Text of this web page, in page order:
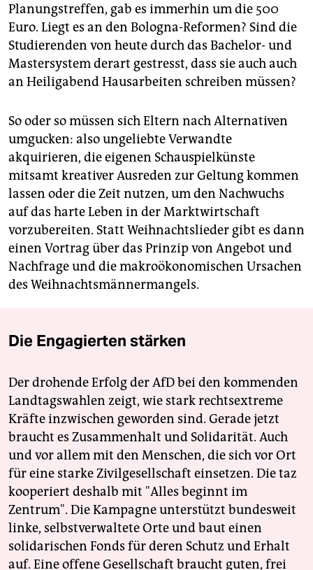
Planungstreffen, gab es immerhin um die 500
Euro. Liegt es an den Bologna-Reformen? Sind die
Studierenden von heute durch das Bachelor- und
Mastersystem derart gestresst, dass sie auch auch
an Heiligabend Hausarbeiten schrei­ben müssen?
So oder so müssen sich Eltern nach Alternativen
umgucken: also ungeliebte Verwandte
akquirieren, die eigenen Schauspielkünste
mitsamt kreativer Ausreden zur Geltung kommen
lassen oder die Zeit nutzen, um den Nachwuchs
auf das harte Leben in der Marktwirtschaft
vorzubereiten. Statt Weihnachtslieder gibt es dann
einen Vortrag über das Prinzip von Angebot und
Nachfrage und die makroökonomischen Ursachen
des Weihnachtsmännermangels.
Die Engagierten stärken
Der drohende Erfolg der AfD bei den kommenden
Landtagswahlen zeigt, wie stark rechtsextreme
Kräfte inzwischen geworden sind. Gerade jetzt
braucht es Zusammenhalt und Solidarität. Auch
und vor allem mit den Menschen, die sich vor Ort
für eine starke Zivilgesellschaft einsetzen. Die taz
kooperiert deshalb mit "Alles beginnt im
Zentrum". Die Kampagne unterstützt bundesweit
linke, selbstverwaltete Orte und baut einen
solidarischen Fonds für deren Schutz und Erhalt
auf. Eine offene Gesellschaft braucht guten, frei